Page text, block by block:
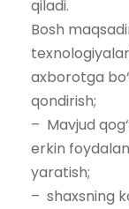
qiladi.
Bosh
axborotga
qondirish;
– Mavjud
erkin
yaratish;
– shaxsning